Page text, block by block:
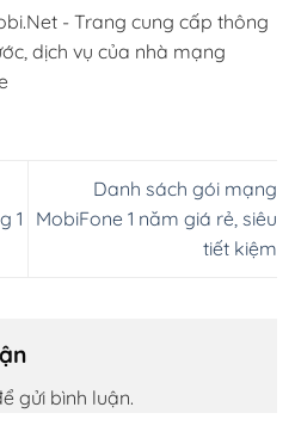
- Trang cung cấp thông
dịch vụ của nhà mạng
1
Danh sách gói mạng
MobiFone 1 năm giá rẻ, siêu
tiết kiệm
gửi bình luận.